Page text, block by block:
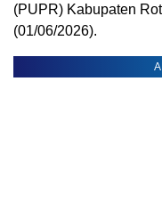
(PUPR) Kabupaten
(01/06/2026).